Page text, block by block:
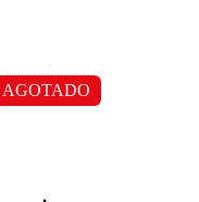
AGOTADO